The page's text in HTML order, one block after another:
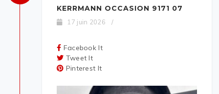
KERRMANN OCCASION 9171 07
17 juin 2026 /
Facebook It
Tweet It
Pinterest It